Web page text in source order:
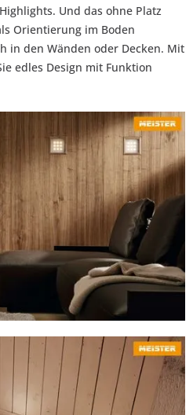
Und das ohne Platz
Orientierung im Boden
in den Wänden oder Decken. Mit
edles Design mit Funktion